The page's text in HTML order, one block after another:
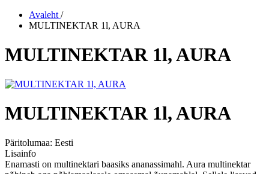
Avaleht /
MULTINEKTAR 1l, AURA
MULTINEKTAR 1l, AURA
MULTINEKTAR 1l, AURA
Päritolumaa: Eesti
Lisainfo
Enamasti on multinektari baasiks ananassimahl. Aura multinektar